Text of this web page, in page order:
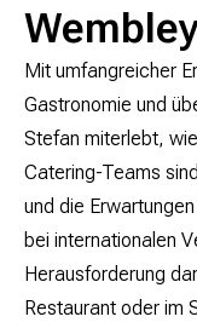
Mit umfangreicher
Gastronomie und
Stefan miterlebt,
Catering-Teams
und die
bei internationalen
Herausforderung
Restaurant oder im